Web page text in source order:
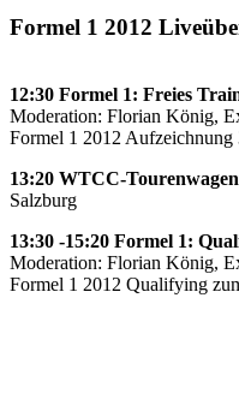
Formel 1 2012
12:30 Formel 1: Freies
Moderation: Florian König,
Formel 1 2012
13:20 WTCC-
Salzburg
13:30 -15:20 Formel 1:
Moderation: Florian König,
Formel 1 2012 Qualifying